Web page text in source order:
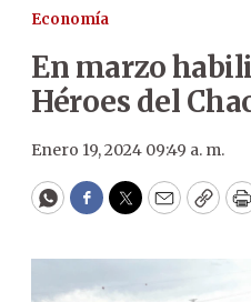
Economía
En marzo
Héroes del
Enero 19, 2024 09:49 a. m.
WhatsApp
Facebook
Twitter
EmailCopy